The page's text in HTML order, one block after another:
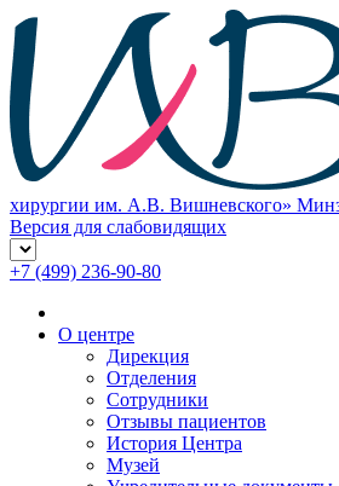
хирургии им. А.В. Вишневского»
Версия для слабовидящих
+7 (499) 236-90-80
О центре
Дирекция
Отделения
Сотрудники
Отзывы пациентов
История Центра
Музей